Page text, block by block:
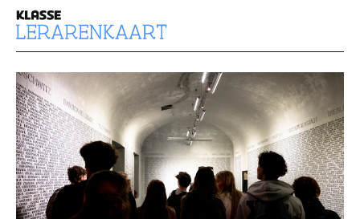
l
e
a
r
e
n
k
a
a